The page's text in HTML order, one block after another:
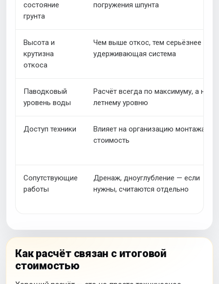
состояние
грунта
погружения шпунта
Высота и
крутизна
откоса
Чем выше откос, тем серьёзнее
удерживающая система
Паводковый
уровень воды
Расчёт всегда по максимуму, а не по
летнему уровню
Доступ техники
Влияет на организацию монтажа и
стоимость
Сопутствующие
работы
Дренаж, дноуглубление — если
нужны, считаются отдельно
Как расчёт связан с итоговой
стоимостью